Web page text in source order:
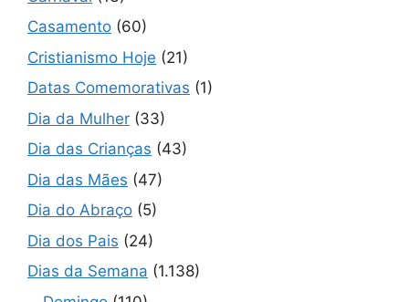
Casamento (60)
Cristianismo Hoje (21)
Datas Comemorativas (1)
Dia da Mulher (33)
Dia das Crianças (43)
Dia das Mães (47)
Dia do Abraço (5)
Dia dos Pais (24)
Dias da Semana (1.138)